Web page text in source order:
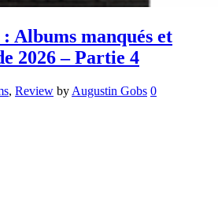
: Albums manqués et
2026 – Partie 4
, Review by Augustin Gobs 0